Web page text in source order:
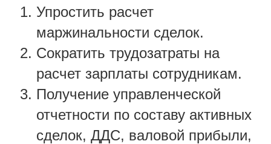
Упростить расчет
маржинальности сделок.
Сократить трудозатраты на
расчет зарплаты сотрудникам.
Получение управленческой
отчетности по составу активных
сделок, ДДС, валовой прибыли,